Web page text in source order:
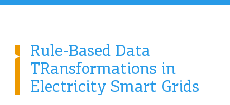
Rule-Based Data
TRansformations in
Electricity Smart Grids